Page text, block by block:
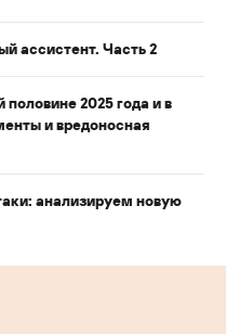
ассистент. Часть 2
2025 года и в
и вредоносная
анализируем новую